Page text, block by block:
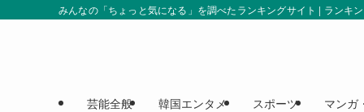
みんなの「ちょっと気になる」を調べたランキングサイト | ランキ
芸能全般 韓国エンタメ スポーツ マンガ